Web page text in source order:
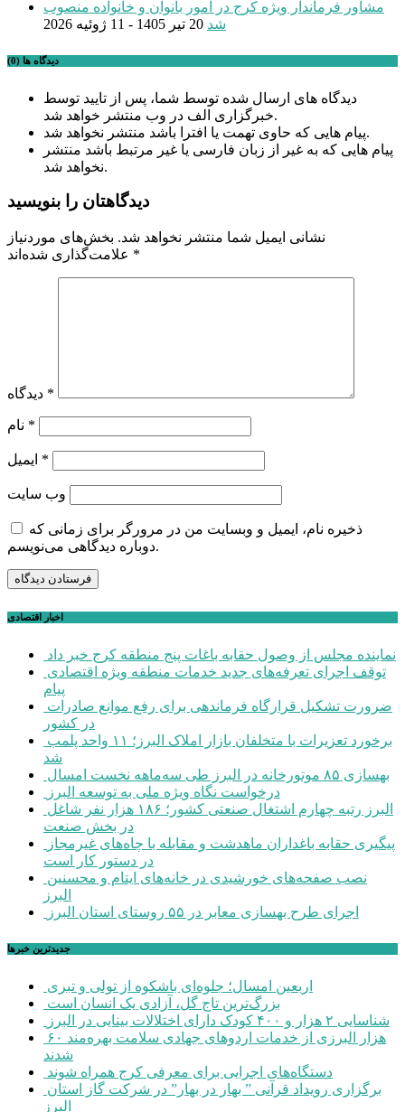
مشاور فرماندار ویژه کرج در امور بانوان و خانواده منصوب
شد 20 تیر 1405 - 11 ژوئیه 2026
دیدگاه ها (0)
دیدگاه های ارسال شده توسط شما، پس از تایید توسط
خبرگزاری الف در وب منتشر خواهد شد.
پیام هایی که حاوی تهمت یا افترا باشد منتشر نخواهد شد.
پیام هایی که به غیر از زبان فارسی یا غیر مرتبط باشد منتشر
نخواهد شد.
دیدگاهتان را بنویسید
نشانی ایمیل شما منتشر نخواهد شد. بخش‌های موردنیاز
*
*
*
*
وب‌ سایت
ذخیره نام، ایمیل و وبسایت من در مرورگر برای زمانی که
دوباره دیدگاهی می‌نویسم.
اخبار اقتصادی
نماینده مجلس از وصول حقابه باغات پنج منطقه کرج خبر داد
پیام
در کشور
شد
بهسازی ۸۵ موتورخانه در البرز طی سه‌ماهه نخست امسال
درخواست نگاه ویژه ملی به توسعه البرز
در بخش صنعت
در دستور کار است
البرز
اجرای طرح بهسازی معابر در ۵۵ روستای استان البرز
جديدترين خبرها
اربعین امسال؛ جلوه‌ای باشکوه از تولی و تبری
بزرگ‌ترین تاج گل، آزادی یک انسان است
شناسایی ۲ هزار و ۴۰۰ کودک دارای اختلالات بینایی در البرز
۶۰ هزار البرزی از خدمات اردوهای جهادی سلامت بهره‌مند
شدند
دستگاه‌های اجرایی برای معرفی کرج همراه شوند
البرز